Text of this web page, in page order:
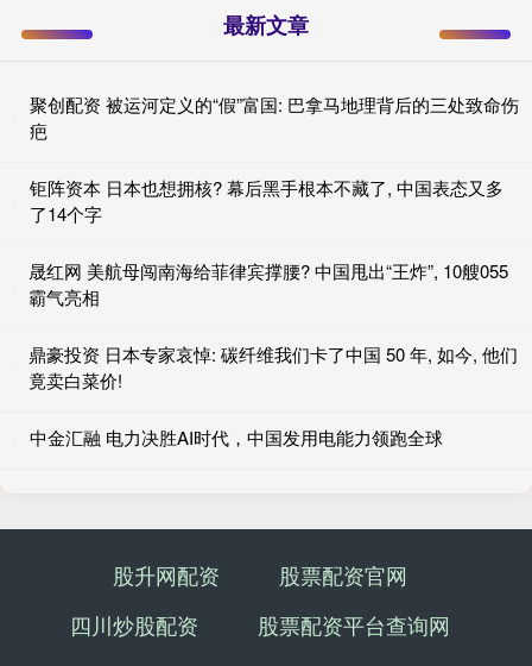
最新文章
聚创配资 被运河定义的“假”富国: 巴拿马地理背后的三处致命伤
疤
钜阵资本 日本也想拥核? 幕后黑手根本不藏了, 中国表态又多
了14个字
晟红网 美航母闯南海给菲律宾撑腰? 中国甩出“王炸”, 10艘055
霸气亮相
鼎豪投资 日本专家哀悼: 碳纤维我们卡了中国 50 年, 如今, 他们
竟卖白菜价!
中金汇融 电力决胜AI时代，中国发用电能力领跑全球
股升网配资
股票配资官网
四川炒股配资
股票配资平台查询网